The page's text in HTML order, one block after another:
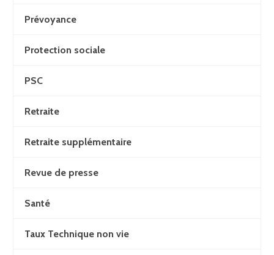
Prévoyance
Protection sociale
PSC
Retraite
Retraite supplémentaire
Revue de presse
Santé
Taux Technique non vie